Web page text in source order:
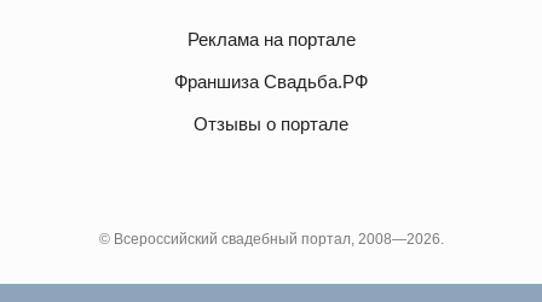
Реклама на портале
Франшиза Свадьба.РФ
Отзывы о портале
© Всероссийский свадебный портал, 2008—2026.